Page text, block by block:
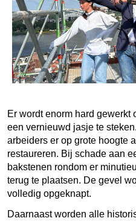
Er wordt enorm hard gewerkt
een vernieuwd jasje te
arbeiders er op grote hoogte
restaureren. Bij schade aan
bakstenen rondom er
terug te plaatsen. De gevel
volledig opgeknapt.
Daarnaast worden alle